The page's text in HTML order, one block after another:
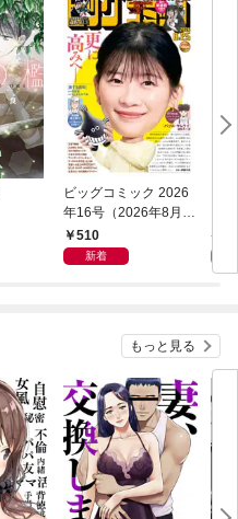
ビッグコミック 2026
年16号（2026年8月7
日発売）
510
新着
もっと見る